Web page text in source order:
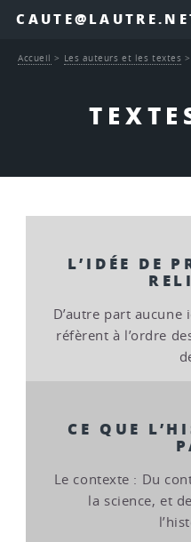
Accueil > Les auteurs et les textes >
L’IDÉE DE
D’autre part
réfèrent à l’ordre
CE QUE
Le contexte : Du
la science, et